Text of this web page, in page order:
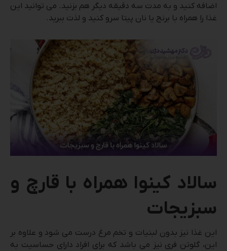
اضافه کنید و به مدت سه دقیقه دیگر هم بزنید. می توانید این
غذا را همراه با برنج یا نان پیتا سرو کنید و لذت ببرید.
سالاد کینوا همراه با قارچ و
سبزیجات
این غذا نیز بدون لبنیات و تخم مرغ درست می شود و علاوه بر
این، گلوتن فری نیز می باشد که برای افراد دارای حساسیت به